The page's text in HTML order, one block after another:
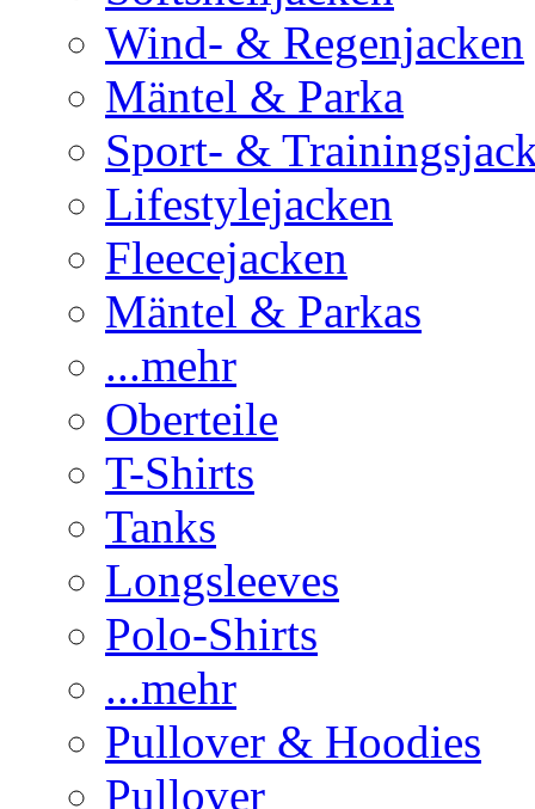
Wind- & Regenjacken
Mäntel & Parka
Sport- &
Lifestylejacken
Fleecejacken
Mäntel & Parkas
...mehr
Oberteile
T-Shirts
Tanks
Longsleeves
Polo-Shirts
...mehr
Pullover & Hoodies
Pullover